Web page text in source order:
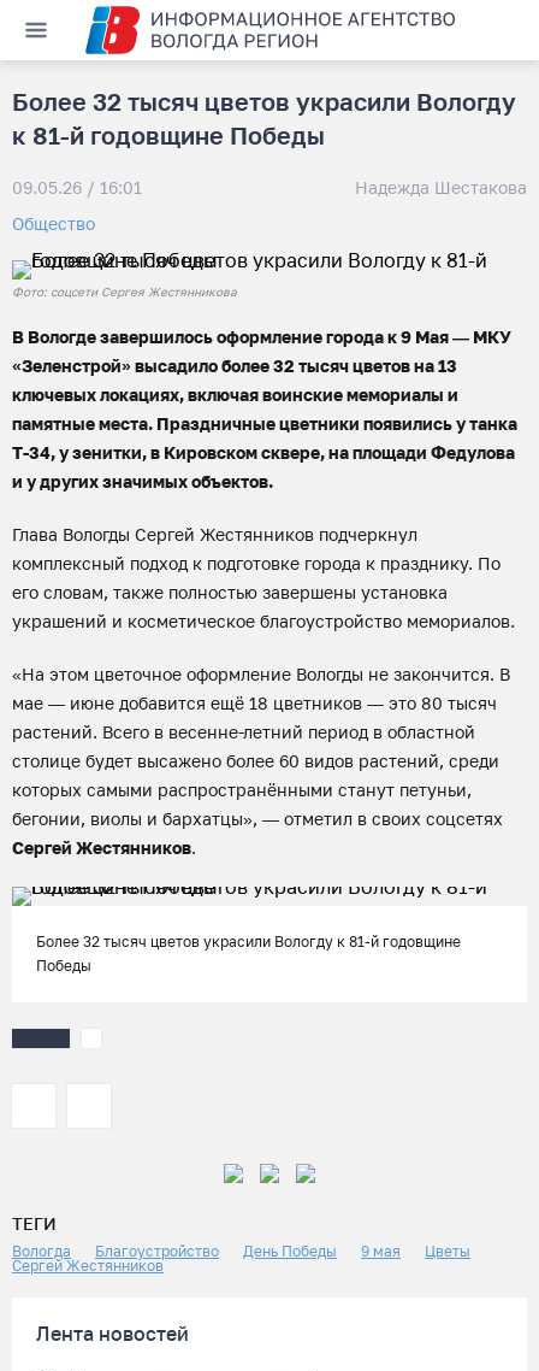
Более 32 тысяч цветов украсили Вологду
к 81-й годовщине Победы
09.05.26 / 16:01
Надежда Шестакова
Общество
Фото: соцсети Сергея Жестянникова
В Вологде завершилось оформление города к 9 Мая — МКУ
«Зеленстрой» высадило более 32 тысяч цветов на 13
ключевых локациях, включая воинские мемориалы и
памятные места. Праздничные цветники появились у танка
Т-34, у зенитки, в Кировском сквере, на площади Федулова
и у других значимых объектов.
Глава Вологды Сергей Жестянников подчеркнул
комплексный подход к подготовке города к празднику. По
его словам, также полностью завершены установка
украшений и косметическое благоустройство мемориалов.
«На этом цветочное оформление Вологды не закончится. В
мае — июне добавится ещё 18 цветников — это 80 тысяч
растений. Всего в весенне-летний период в областной
столице будет высажено более 60 видов растений, среди
которых самыми распространёнными станут петуньи,
бегонии, виолы и бархатцы», — отметил в своих соцсетях
Сергей Жестянников.
Более 32 тысяч цветов украсили Вологду к 81-й годовщине
Победы
ТЕГИ
Вологда Благоустройство День Победы 9 мая
Цветы
Сергей Жестянников
Лента новостей